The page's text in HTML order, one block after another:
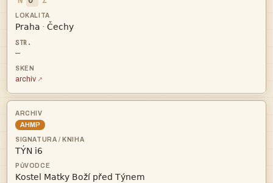
 · 
—
archiv
AHMP

